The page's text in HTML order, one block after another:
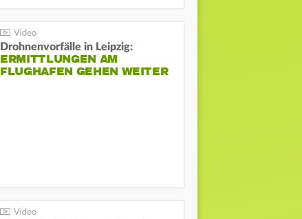
Drohnenvorfälle in Leipzig:
ERMITTLUNGEN AM
FLUGHAFEN GEHEN WEITER